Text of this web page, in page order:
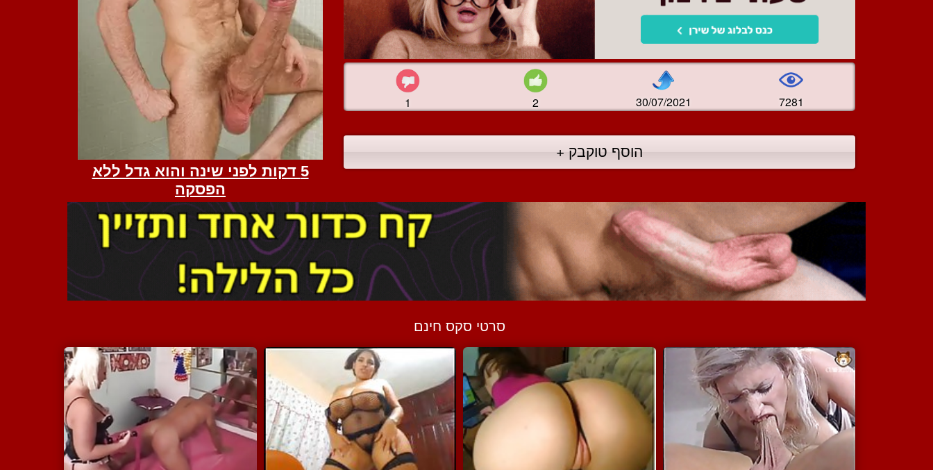
1 2 30/07/2021 7281
הוסף טוקבק +
סרטי סקס חינם